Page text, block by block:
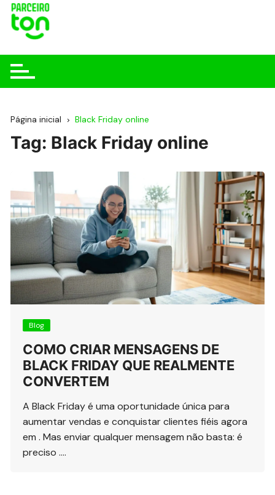
Página inicial Black Friday online
Tag: Black Friday online
Blog
COMO CRIAR MENSAGENS DE
BLACK FRIDAY QUE REALMENTE
CONVERTEM
A Black Friday é uma oportunidade única para
aumentar vendas e conquistar clientes fiéis agora
em . Mas enviar qualquer mensagem não basta: é
preciso ….